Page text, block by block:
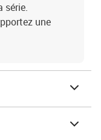
série.
une